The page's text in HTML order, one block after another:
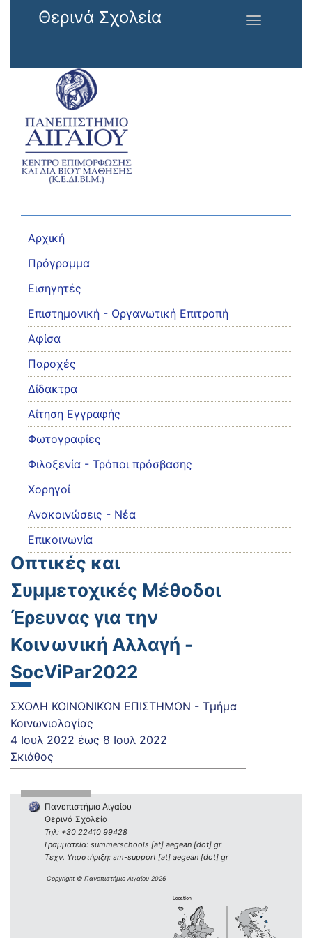
Παράκαμψη προς το κυρίως περιεχόμενο
Θερινά Σχολεία
Toggle
Αρχική
Πρόγραμμα
Εισηγητές
Eπιστημονική - Οργανωτική Επιτροπή
Αφίσα
Παροχές
Δίδακτρα
Αίτηση Εγγραφής
Φωτογραφίες
Φιλοξενία - Τρόποι πρόσβασης
Χορηγοί
Ανακοινώσεις - Νέα
Επικοινωνία
Οπτικές και
Συμμετοχικές Μέθοδοι
Έρευνας για την
Κοινωνική Αλλαγή -
SocViPar2022
ΣΧΟΛΗ ΚΟΙΝΩΝΙΚΩΝ ΕΠΙΣΤΗΜΩΝ - Τμήμα
Κοινωνιολογίας
4 Ιουλ 2022 έως 8 Ιουλ 2022
Σκιάθος
Πανεπιστήμιο Αιγαίου
Θερινά Σχολεία
Τηλ: +30 22410 99428
Γραμματεία: summerschools [at] aegean [dot] gr
Τεχν. Υποστήριξη: sm-support [at] aegean [dot] gr
Copyright © Πανεπιστήμιο Αιγαίου 2026